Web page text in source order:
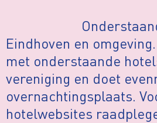
Eindhoven en
met onderstaande
vereniging en doet
overnachtingsplaats.
hotelwebsites